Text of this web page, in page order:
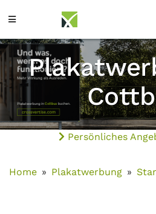
Persönliches
Home Plakatwerbung